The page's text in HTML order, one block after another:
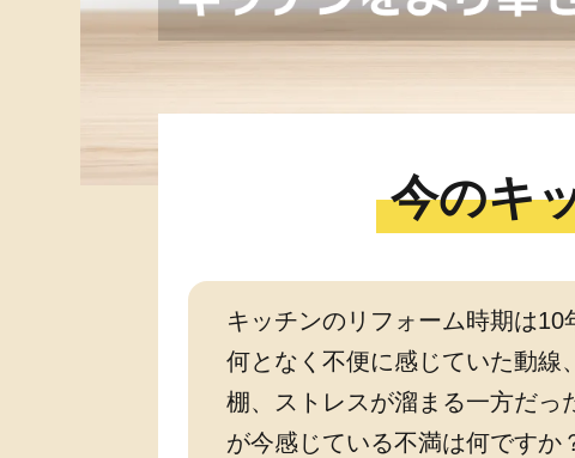
今のキ
キッチンのリフォーム時期は10
何となく不便に感じていた動線
棚、ストレスが溜まる一方だっ
が今感じている不満は何ですか